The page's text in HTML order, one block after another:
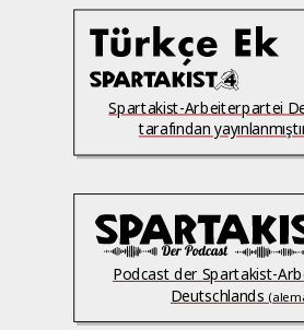
Spartakist-Arbeiterpartei
tarafından
Podcast der Spartakist-
Deutschlands